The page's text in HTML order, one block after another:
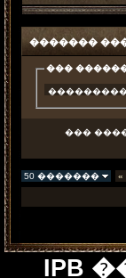
�������
���
50 ������� «
IPB